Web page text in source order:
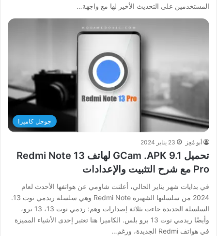
المستخدمين على التحديث الأخير لها مع واجهة…
جوجل كاميرا
أبو مُعِز 23 يناير 2024
تحميل GCam .APK 9.1 لهاتف Redmi Note 13
Pro مع شرح التثبيت والإعدادات
في بدايات شهر يناير الحالي، أعلنت شاومي عن هواتفها الأحدث لعام
2024 من سلسلتها الشهيرة Redmi Note وهي سلسلة ريدمي نوت 13.
السلسلة الجديدة جاءت بثلاثة إصدارات وهم: ردمي نوت 13، 13 برو،
وأيضًا ريدمي نوت 13 برو بلس. الكاميرا هنا تعتبر إحدى الأشياء المميزة
في هواتف Redmi الجديدة، ورغم…